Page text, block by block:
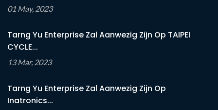
01 May, 2023
Tarng Yu Enterprise Zal Aanwezig Zijn Op TAIPEI
CYCLE...
13 Mar, 2023
Tarng Yu Enterprise Zal Aanwezig Zijn Op
Inatronics...